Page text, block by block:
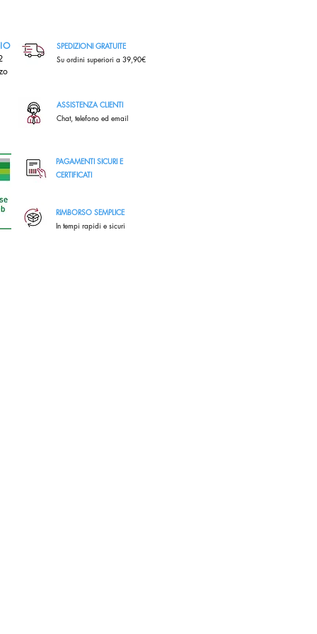
SPEDIZIONI GRATUITE
Su ordini superiori a 39,90€
ASSISTENZA CLIENTI
Chat, telefono ed email
PAGAMENTI SICURI E
CERTIFICATI
RIMBORSO SEMPLICE
In tempi rapidi e sicuri